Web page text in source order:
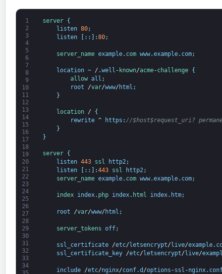
1
2
3
4
5
6
7
8
9
10
11
12
13
14
15
16
17
18
19
20
21
22
23
24
25
26
27
28
29
30
31
32
33
34
server
{
listen 80;
listen
: : :80;
server_name example. com www.example. com;
location ~ / .well - known/acme-challenge
{
allow all ;
root
/var/www/ html ;
}
location /
{
rewrite ^ https : //$host$request_uri?
}
}
server
{
listen 443 ssl http2;
listen
: : :443 ssl http2;
server_name example. com www.example. com;
index index. php index. html index. htm;
root /var/www/ html ;
server_tokens off;
ssl_certificate /etc/ letsencrypt/ live/example.
ssl_certificate_key
/etc/ letsencrypt/ live/
include /etc/nginx/conf.d /options -ssl -nginx.